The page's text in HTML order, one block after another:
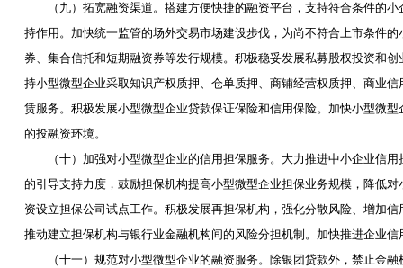
（九）拓宽融资渠道。搭建方便快捷的融资平台，支持符合条件的小
持作用。加快统一监管的场外交易市场建设步伐，为尚不符合上市条件
券、集合信托和短期融资券等发行规模。积极稳妥发展私募股权投资和
持小型微型企业采取知识产权质押、仓单质押、商铺经营权质押、商业
赁服务。积极发展小型微型企业贷款保证保险和信用保险。加快小型微
的投融资环境。
（十）加强对小型微型企业的信用担保服务。大力推进中小企业信用
的引导支持力度，鼓励担保机构提高小型微型企业担保业务规模，降低
资设立担保公司试点工作。积极发展再担保机构，强化分散风险、增加
推动建立担保机构与银行业金融机构间的风险分担机制。加快推进企业
（十一）规范对小型微型企业的融资服务。除银团贷款外，禁止金融